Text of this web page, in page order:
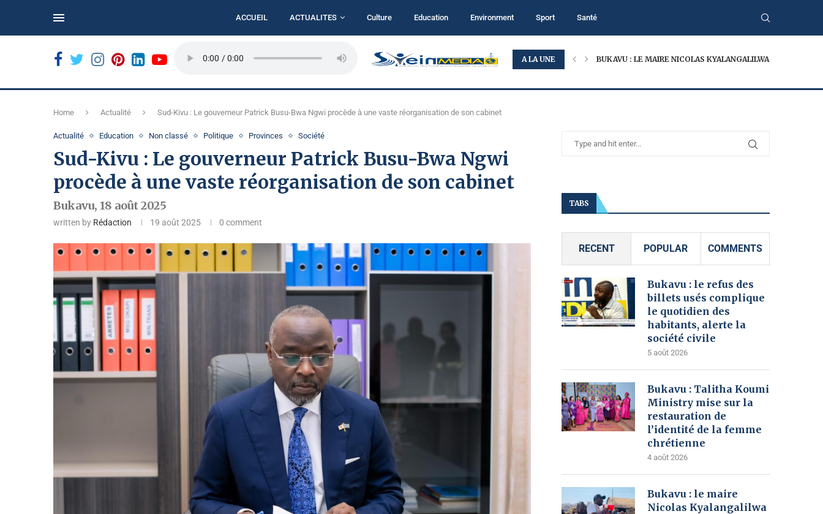
ACCUEIL ACTUALITES Culture Education Environment Sport Santé
A LA UNE
BUKAVU : LE REFUS DES BILLETS USÉS COMPLIQUE... BUKAVU : TALITHA KOUMI MINISTRY MISE SUR LA... BUKAVU : LE MAIRE NICOLAS KYALANGALILWA APPELLE À...
Home Actualité Sud-Kivu : Le gouverneur Patrick Busu-Bwa Ngwi procède à une vaste réorganisation de son cabinet
Actualité Education Non classé Politique Provinces Société
Sud-Kivu : Le gouverneur Patrick Busu-Bwa Ngwi
procède à une vaste réorganisation de son cabinet
Bukavu, 18 août 2025
written by Rédaction 19 août 2025 0 comment
TABS
RECENT POPULAR COMMENTS
Bukavu : le refus des
billets usés complique
le quotidien des
habitants, alerte la
société civile
5 août 2026
Bukavu : Talitha Koumi
Ministry mise sur la
restauration de
l’identité de la femme
chrétienne
4 août 2026
Bukavu : le maire
Nicolas Kyalangalilwa